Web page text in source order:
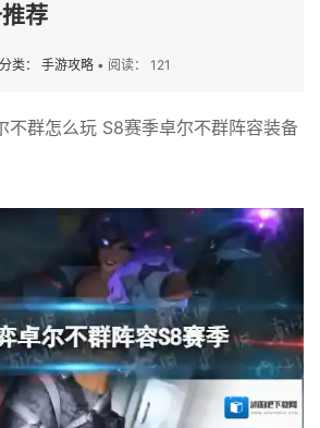
荐
分类： 手游攻略 • 阅读： 121
不群怎么玩 S8赛季卓尔不群阵容装备